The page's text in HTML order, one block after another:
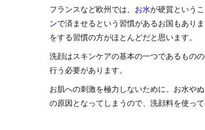
フランスなど欧州では、 お水が硬質という
ンで済ませるという習慣があるお国もあり
をする習慣の方がほとんどだと思います。
洗顔はスキンケアの基本の一つであるもの
行う必要があります。
お肌への刺激を極力しないために、お水や
の原因となってしまうので、洗顔料を使っ